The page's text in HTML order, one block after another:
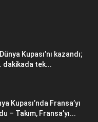
Kupası’nı kazandı;
dakikada tek...
Kupası’nda Fransa’yı
– Takım, Fransa’yı...